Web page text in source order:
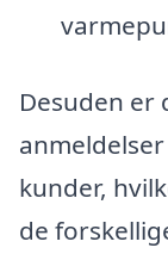
Desuden er
kunder,
de